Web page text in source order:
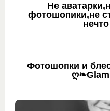
Не
фотошопики,не
Фотошопки и